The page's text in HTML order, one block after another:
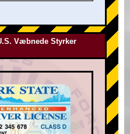
Væbnede Styrker